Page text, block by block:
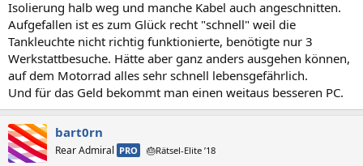
Isolierung halb weg und manche Kabel auch angeschnitten.
Aufgefallen ist es zum Glück recht "schnell" weil die
Tankleuchte nicht richtig funktionierte, benötigte nur 3
Werkstattbesuche. Hätte aber ganz anders ausgehen können,
auf dem Motorrad alles sehr schnell lebensgefährlich.
Und für das Geld bekommt man einen weitaus besseren PC.
bart0rn
Rear Admiral PRO 🎂Rätsel-Elite ’18